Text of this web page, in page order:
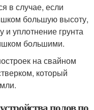
в случае, если
большую высоту,
и уплотнение грунта
большими.
на свайном
который